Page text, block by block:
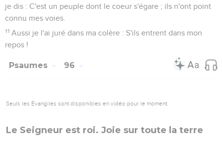
je dis : C'est un peuple dont le coeur s'égare ; ils n'ont point
connu mes voies.
11 Aussi je l'ai juré dans ma colère : S'ils entrent dans mon
repos !
Psaumes 96
Seuls les Évangiles sont disponibles en vidéo pour le moment.
Le Seigneur est roi. Joie sur toute la terre